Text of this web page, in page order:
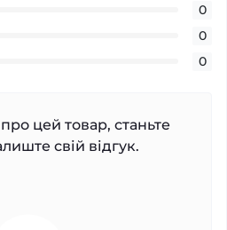
0
0
0
цей товар, станьте
свій відгук.